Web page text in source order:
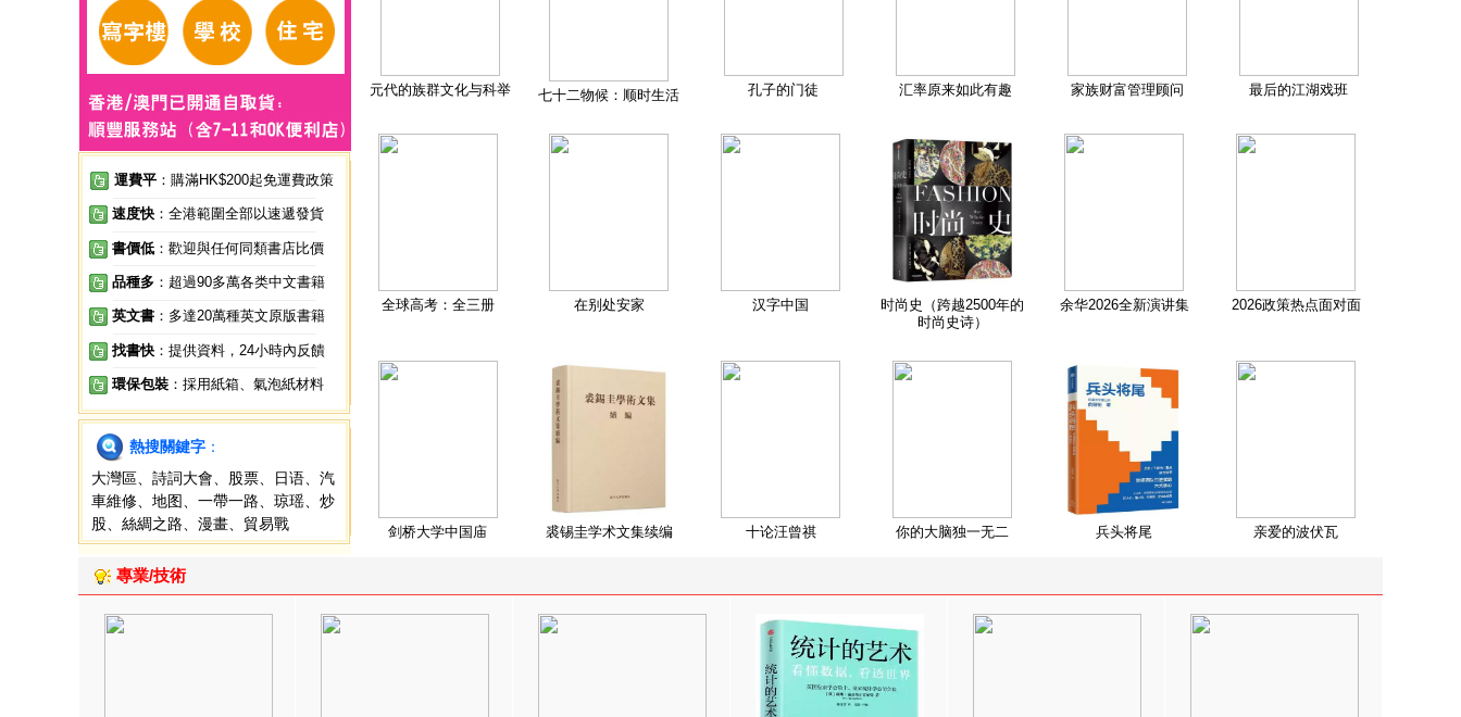
運費平 ：購滿HK$200起免運費政策
速度快 ：全港範圍全部以速遞發貨
書價低 ：歡迎與任何同類書店比價
品種多 ：超過90多萬各类中文書籍
英文書 ：多達20萬種英文原版書籍
找書快 ：提供資料，24小時內反饋
環保包裝 ：採用紙箱、氣泡紙材料
熱搜關鍵字 ：
大灣區
詩詞大會 股票 日语
汽
車維修
地图 一帶一路 琼瑶
炒
股
絲綢之路 漫畫 貿易戰
元代的族群文化与科举 七十二物候：顺时生活 孔子的门徒 汇率原来如此有趣 家族财富管理顾问 最后的江湖戏班
全球高考：全三册 在别处安家 汉字中国
时尚史（跨越2500年的
时尚史诗）
余华2026全新演讲集 2026政策热点面对面
剑桥大学中国庙 裘锡圭学术文集续编 十论汪曾祺 你的大脑独一无二 兵头将尾 亲爱的波伏瓦
專業/技術